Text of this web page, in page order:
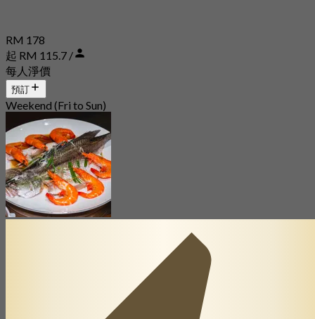
RM 178
起 RM 115.7 /
每人淨價
預訂
Weekend (Fri to Sun)